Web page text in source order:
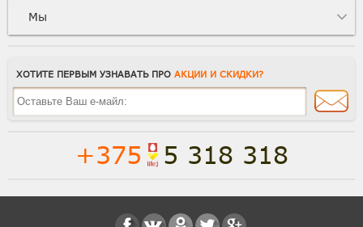
Мы
ХОТИТЕ ПЕРВЫМ УЗНАВАТЬ ПРО АКЦИИ И СКИДКИ?
+375 5 318 318